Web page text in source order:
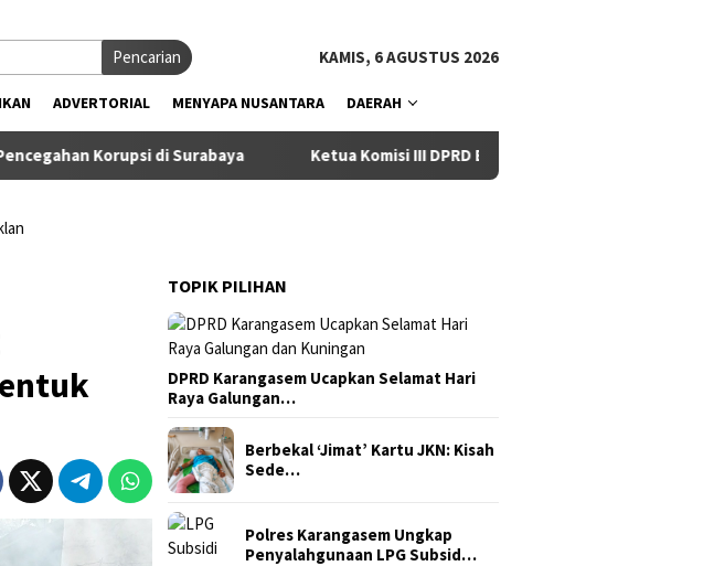
Pencarian KAMIS, 6 AGUSTUS 2026
ADVERTORIAL MENYAPA NUSANTARA DAERAH
Korupsi di Surabaya Ketua Komisi III DPRD Badung Dukung Eksekutif Terbitkan OD
TOPIK PILIHAN
DPRD Karangasem Ucapkan Selamat Hari
Raya Galungan…
Berbekal ‘Jimat’ Kartu JKN: Kisah
Sede…
Polres Karangasem Ungkap
Penyalahgunaan LPG Subsid…